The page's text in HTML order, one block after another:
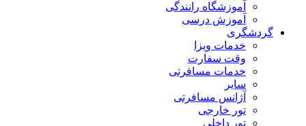
آموزشگاه رانندگی
آموزش درسی
گردشگری
خدمات ویزا
وقت سفارت
خدمات مسافرتی
سایر
آژانس مسافرتی
تور خارجی
تور داخلی